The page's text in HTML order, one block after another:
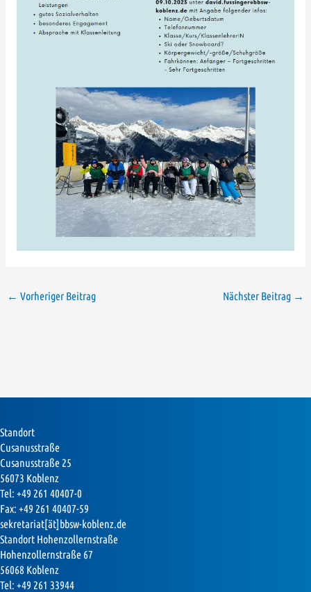
← Vorheriger Beitrag Nächster Beitrag →
Standort
Cusanusstraße
Cusanusstraße 25
56073 Koblenz
Tel: +49 261 40407-0
Fax: +49 261 40407-59
sekretariat[ät]bbsw-koblenz.de
Standort Hohenzollernstraße
Hohenzollernstraße 67
56068 Koblenz
Tel: +49 261 33944